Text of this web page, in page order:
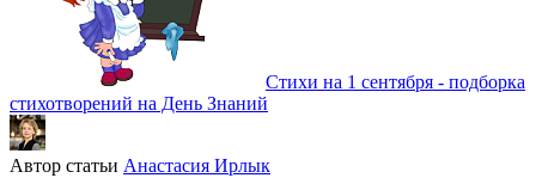
Стихи на 1 сентября - подборка
стихотворений на День Знаний
Автор статьи Анастасия Ирлык